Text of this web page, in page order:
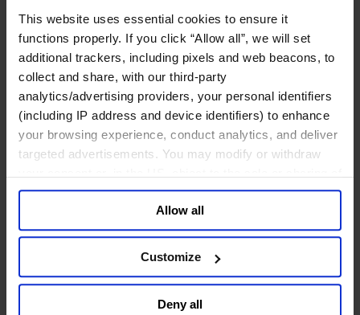
This website uses essential cookies to ensure it
functions properly. If you click “Allow all”, we will set
additional trackers, including pixels and web beacons, to
collect and share, with our third-party
analytics/advertising providers, your personal identifiers
(including IP address and device identifiers) to enhance
your browsing experience, conduct analytics, and deliver
targeted advertisements. You may modify or withdraw
your data for targeted advertising, by clicking “Do Not
Sell or Share My Personal Information” in the footer of
the website. You must opt-out of each device and each
browser. For additional information and retention terms
general collection and use of personal information see
Allow all
Customize
Deny all
金融サービス
アセットマネジメント
インフラ事業
ウェルスマネジメント
デジタル資産、暗号資産、Web3
プライベート・エクイティ
リスクマネジメント
保険
投資銀行及びマーケット
金融テクノロジー（フィンテック）
サービス
ビジネスサービス
プロフェッショナルサービス
ホスピタリティ、旅行・レジャー